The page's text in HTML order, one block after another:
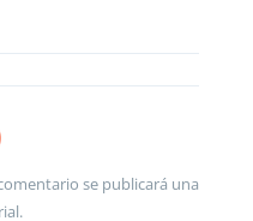
se publicará una